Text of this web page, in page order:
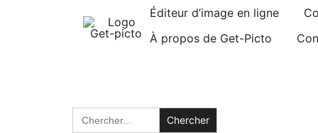
Éditeur d’image en ligne
À propos de Get-Picto
Search
for: